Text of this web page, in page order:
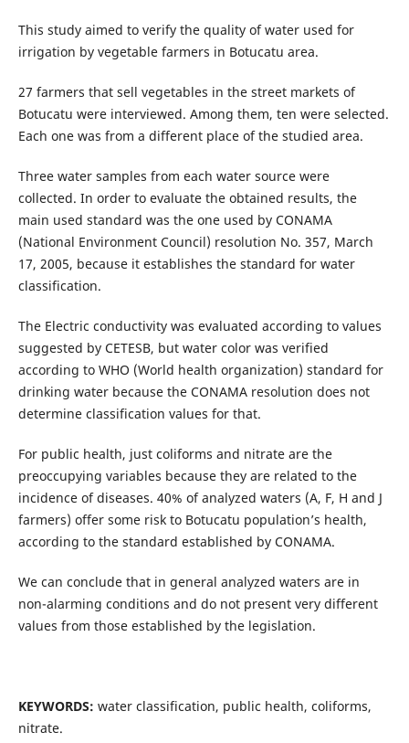
This study aimed to verify the quality of water used for
irrigation by vegetable farmers in Botucatu area.
27 farmers that sell vegetables in the street markets of
Botucatu were interviewed. Among them, ten were selected.
Each one was from a different place of the studied area.
Three water samples from each water source were
collected. In order to evaluate the obtained results, the
main used standard was the one used by CONAMA
(National Environment Council) resolution No. 357, March
17, 2005, because it establishes the standard for water
classification.
The Electric conductivity was evaluated according to values
suggested by CETESB, but water color was verified
according to WHO (World health organization) standard for
drinking water because the CONAMA resolution does not
determine classification values for that.
For public health, just coliforms and nitrate are the
preoccupying variables because they are related to the
incidence of diseases. 40% of analyzed waters (A, F, H and J
farmers) offer some risk to Botucatu population’s health,
according to the standard established by CONAMA.
We can conclude that in general analyzed waters are in
non-alarming conditions and do not present very different
values from those established by the legislation.
KEYWORDS: water classification, public health, coliforms,
nitrate.